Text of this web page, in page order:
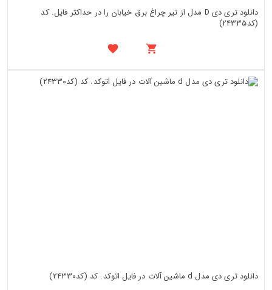
دانلود تری دی D مدل از تیر چراغ برق خیابان را در حداکثر فایل. کد
(کد24335)
دانلود تری دی مدل d ماشین آلات در فایل اتوکد. کد (کد24330)